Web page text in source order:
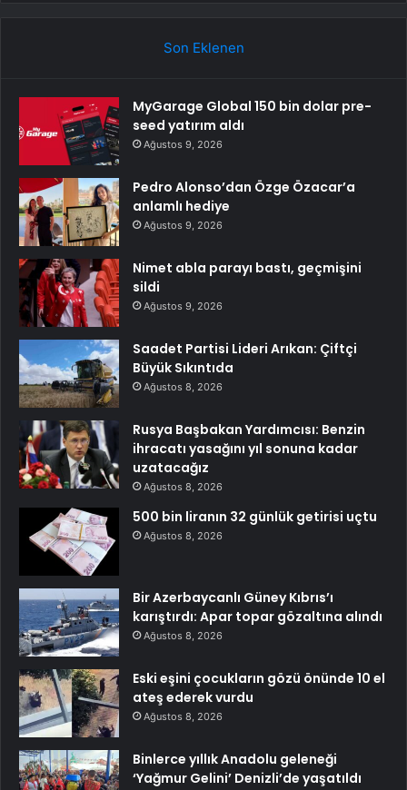
Son Eklenen
MyGarage Global 150 bin dolar pre-
seed yatırım aldı
Ağustos 9, 2026
Pedro Alonso’dan Özge Özacar’a
anlamlı hediye
Ağustos 9, 2026
Nimet abla parayı bastı, geçmişini
sildi
Ağustos 9, 2026
Saadet Partisi Lideri Arıkan: Çiftçi
Büyük Sıkıntıda
Ağustos 8, 2026
Rusya Başbakan Yardımcısı: Benzin
ihracatı yasağını yıl sonuna kadar
uzatacağız
Ağustos 8, 2026
500 bin liranın 32 günlük getirisi uçtu
Ağustos 8, 2026
Bir Azerbaycanlı Güney Kıbrıs’ı
karıştırdı: Apar topar gözaltına alındı
Ağustos 8, 2026
Eski eşini çocukların gözü önünde 10 el
ateş ederek vurdu
Ağustos 8, 2026
Binlerce yıllık Anadolu geleneği
‘Yağmur Gelini’ Denizli’de yaşatıldı